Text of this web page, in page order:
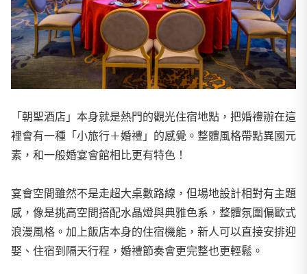
「朝聖酒店」本身就是熱門的觀光住宿地點，把婚禮辦在這
裡會有一種「小旅行＋婚禮」的感覺。整體風格帶點異國元
素，和一般婚宴會館相比更有特色！
宴會空間雖然不是走超大桌數路線，但場地設計相對有主題
感，像是挑高空間搭配水晶燈與典雅色系，整體氛圍偏歐式
浪漫風格。加上飯店本身的住宿機能，新人可以直接安排迎
娶、住宿到隔天行程，婚禮節奏會更完整也更輕鬆。